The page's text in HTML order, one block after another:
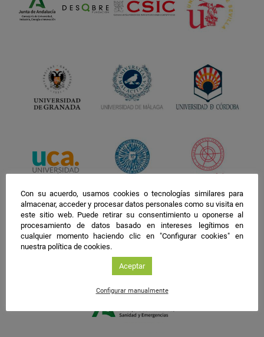
Con su acuerdo, usamos cookies o tecnologías similares para
almacenar, acceder y procesar datos personales como su visita en
este sitio web. Puede retirar su consentimiento u oponerse al
procesamiento de datos basado en intereses legítimos en
cualquier momento haciendo clic en "Configurar cookies" en
nuestra política de cookies.
Aceptar
Configurar manualmente